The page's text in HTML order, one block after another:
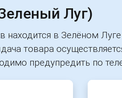
Луг)
находится в Зелёном
товара
предупредить по